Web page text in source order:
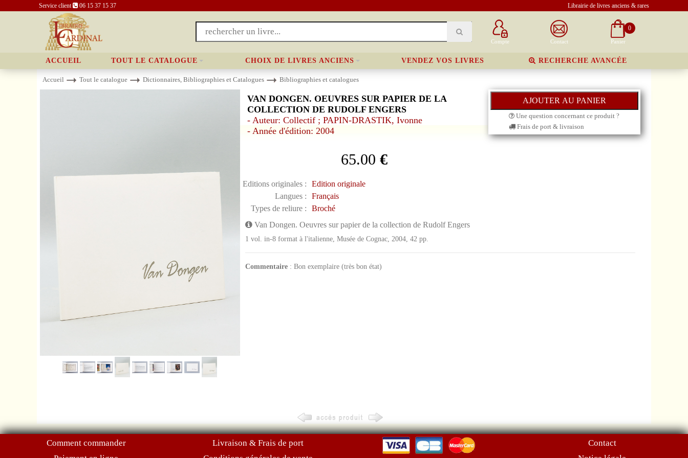
Service client 06 15 37 15 37 Librairie de livres anciens & rares
Compte Contact
0
Panier
ACCUEIL TOUT LE CATALOGUE CHOIX DE LIVRES ANCIENS VENDEZ VOS LIVRES RECHERCHE AVANCÉE
Accueil Tout le catalogue Dictionnaires, Bibliographies et Catalogues Bibliographies et catalogues
VAN DONGEN. OEUVRES SUR PAPIER DE LA
COLLECTION DE RUDOLF ENGERS
- Auteur: Collectif ; PAPIN-DRASTIK, Ivonne
- Année d'édition: 2004
65.00 €
Editions originales :
Edition originale
Langues :
Français
Types de reliure :
Broché
Une question concernant ce produit ?
Frais de port & livraison
Van Dongen. Oeuvres sur papier de la collection de Rudolf Engers
1 vol. in-8 format à l'italienne, Musée de Cognac, 2004, 42 pp.
Commentaire: Bon exemplaire (très bon état)
Comment commander
Livraison & Frais de port
Contact